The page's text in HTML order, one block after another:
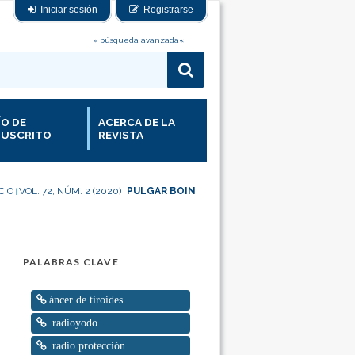
Iniciar sesión Registrarse
» búsqueda avanzada«
DE
ACERCA DE LA
REVISTA
VOL. 72, NÚM. 2 (2020) PULGAR BOIN
PALABRAS CLAVE
áncer de tiroides
radioyodo
radio protección